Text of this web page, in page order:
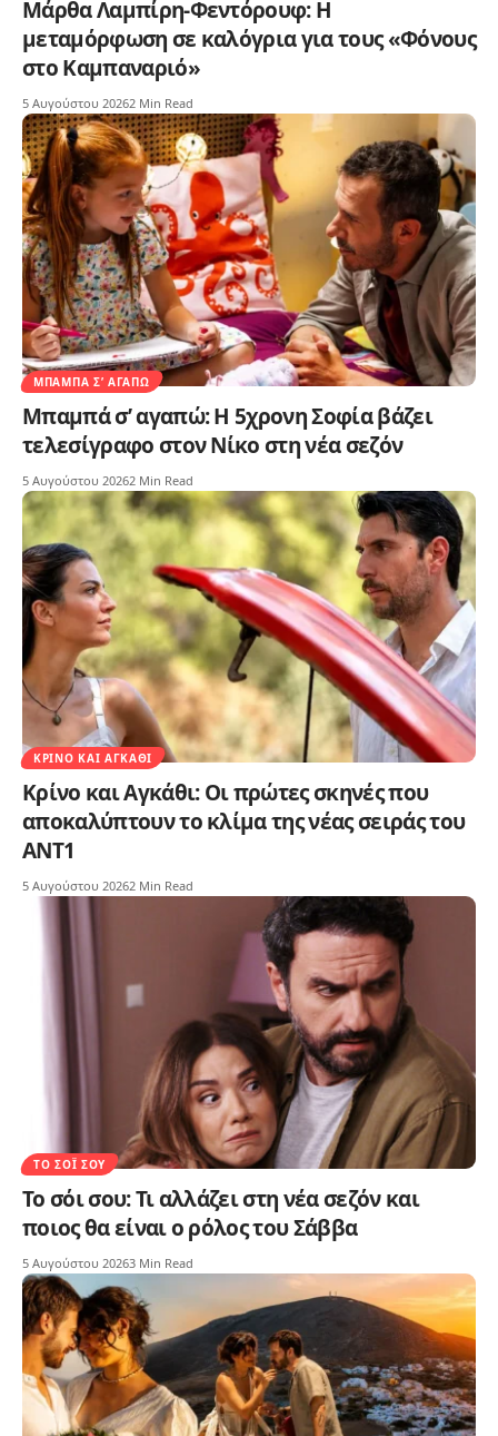
Μάρθα Λαμπίρη-Φεντόρουφ: Η
μεταμόρφωση σε καλόγρια για τους «Φόνους
στο Καμπαναριό»
5 Αυγούστου 20262 Min Read
ΜΠΑΜΠΆ Σ’ ΑΓΑΠΏ
Μπαμπά σ’ αγαπώ: Η 5χρονη Σοφία βάζει
τελεσίγραφο στον Νίκο στη νέα σεζόν
5 Αυγούστου 20262 Min Read
ΚΡΊΝΟ ΚΑΙ ΑΓΚΆΘΙ
Κρίνο και Αγκάθι: Οι πρώτες σκηνές που
αποκαλύπτουν το κλίμα της νέας σειράς του
ΑΝΤ1
5 Αυγούστου 20262 Min Read
ΤΟ ΣΌΙ ΣΟΥ
Το σόι σου: Τι αλλάζει στη νέα σεζόν και
ποιος θα είναι ο ρόλος του Σάββα
5 Αυγούστου 20263 Min Read